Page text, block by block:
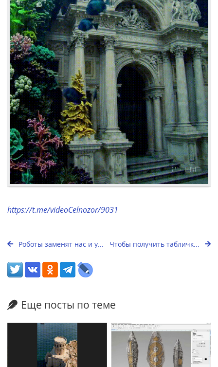
https://t.me/videoCelnozor/9031
Роботы заменят нас и у... Чтобы получить табличк...
Еще посты по теме